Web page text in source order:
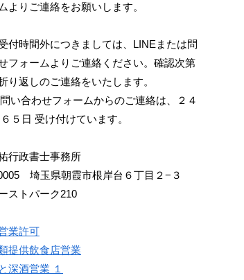
よりご連絡をお願いします。
付時間外につきましては、LINEまたは問
フォームよりご連絡ください。確認次第
り返しのご連絡をいたします。
い合わせフォームからのご連絡は、２４
５日 受け付けています。
行政書士事務所
埼玉県朝霞市根岸台６丁目２−３
ストパーク210
業許可
提供飲食店営業
深酒営業 １